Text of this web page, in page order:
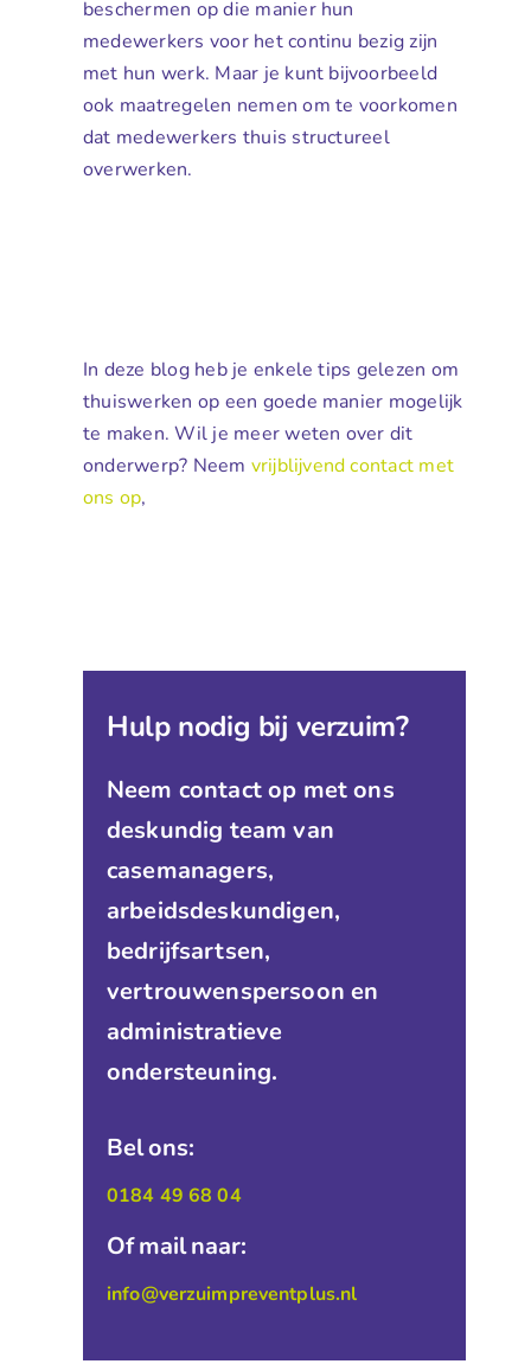
beschermen op die manier hun
medewerkers voor het continu bezig zijn
met hun werk. Maar je kunt bijvoorbeeld
ook maatregelen nemen om te voorkomen
dat medewerkers thuis structureel
overwerken.
In deze blog heb je enkele tips gelezen om
thuiswerken op een goede manier mogelijk
te maken. Wil je meer weten over dit
onderwerp? Neem vrijblijvend contact met
ons op,
Hulp nodig bij verzuim?
Neem contact op met ons
deskundig team van
casemanagers,
arbeidsdeskundigen,
bedrijfsartsen,
vertrouwenspersoon en
administratieve
ondersteuning.
Bel ons:
0184 49 68 04
Of mail naar:
info@verzuimpreventplus.nl